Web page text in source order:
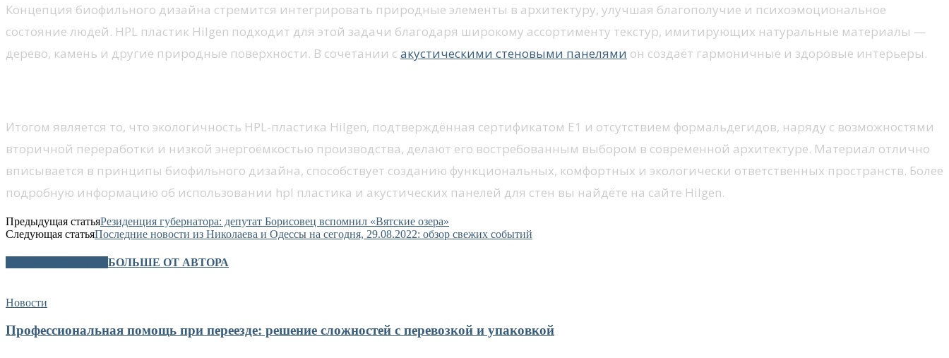
Концепция биофильного дизайна стремится интегрировать природные элементы в архитектуру, улучшая благополучие и психоэмоциональное
состояние людей. HPL пластик Hilgen подходит для этой задачи благодаря широкому ассортименту текстур, имитирующих натуральные материалы —
дерево, камень и другие природные поверхности. В сочетании с акустическими стеновыми панелями он создаёт гармоничные и здоровые интерьеры.
Итогом является то, что экологичность HPL-пластика Hilgen, подтверждённая сертификатом E1 и отсутствием формальдегидов, наряду с возможностями
вторичной переработки и низкой энергоёмкостью производства, делают его востребованным выбором в современной архитектуре. Материал отлично
вписывается в принципы биофильного дизайна, способствует созданию функциональных, комфортных и экологически ответственных пространств. Более
подробную информацию об использовании hpl пластика и акустических панелей для стен вы найдёте на сайте Hilgen.
Предыдущая статьяРезиденция губернатора: депутат Борисовец вспомнил «Вятские озера»
Следующая статьяПоследние новости из Николаева и Одессы на сегодня, 29.08.2022: обзор свежих событий
БОЛЬШЕ ОТ АВТОРА
Новости
Профессиональная помощь при переезде: решение сложностей с перевозкой и упаковкой